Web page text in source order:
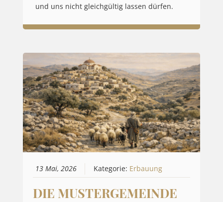
und uns nicht gleichgültig lassen dürfen.
13 Mai, 2026 Kategorie: Erbauung
DIE MUSTERGEMEINDE